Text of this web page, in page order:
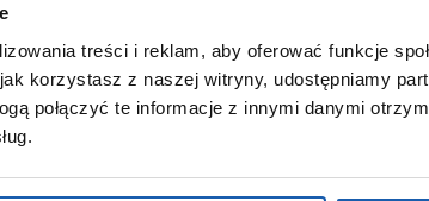
treści i reklam, aby oferować funkcje
korzystasz z naszej witryny, udostępniamy
połączyć te informacje z innymi danymi
UŻYTKOWNICZKO
cookie w celach analitycznych, statystycznych
w tym aby analizować ruch w tej witrynie,
jej działanie oraz zapamiętywać Twoje preferencje.